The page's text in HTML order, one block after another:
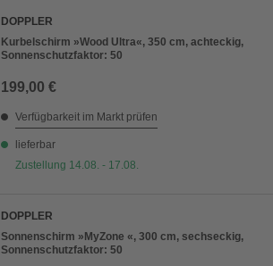
DOPPLER
Kurbelschirm »Wood Ultra«, 350 cm, achteckig,
Sonnenschutzfaktor: 50
199,00 €
Verfügbarkeit im Markt prüfen
lieferbar
Zustellung 14.08. - 17.08.
DOPPLER
Sonnenschirm »MyZone «, 300 cm, sechseckig,
Sonnenschutzfaktor: 50